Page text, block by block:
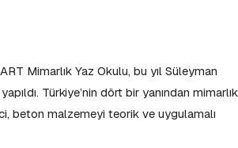
Mimarlık Yaz Okulu, bu yıl Süleyman
Türkiye’nin dört bir yanından mimarlık
beton malzemeyi teorik ve uygulamalı